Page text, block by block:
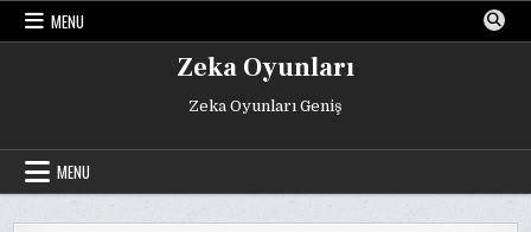
Skip
MENU
Zeka Oyunları
Zeka Oyunları Geniş
MENU